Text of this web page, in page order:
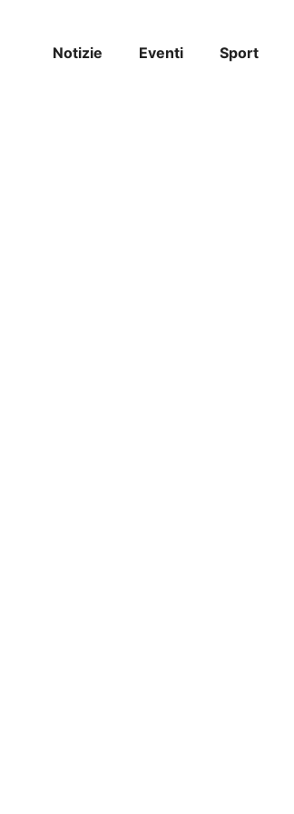
Notizie Eventi Sport